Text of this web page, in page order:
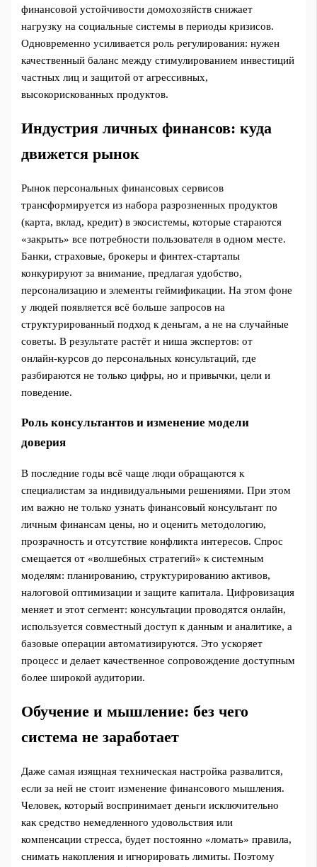
финансовой устойчивости домохозяйств снижает
нагрузку на социальные системы в периоды кризисов.
Одновременно усиливается роль регулирования: нужен
качественный баланс между стимулированием инвестиций
частных лиц и защитой от агрессивных,
высокорискованных продуктов.
Индустрия личных финансов: куда
движется рынок
Рынок персональных финансовых сервисов
трансформируется из набора разрозненных продуктов
(карта, вклад, кредит) в экосистемы, которые стараются
«закрыть» все потребности пользователя в одном месте.
Банки, страховые, брокеры и финтех‑стартапы
конкурируют за внимание, предлагая удобство,
персонализацию и элементы геймификации. На этом фоне
у людей появляется всё больше запросов на
структурированный подход к деньгам, а не на случайные
советы. В результате растёт и ниша экспертов: от
онлайн‑курсов до персональных консультаций, где
разбираются не только цифры, но и привычки, цели и
поведение.
Роль консультантов и изменение модели
доверия
В последние годы всё чаще люди обращаются к
специалистам за индивидуальными решениями. При этом
им важно не только узнать финансовый консультант по
личным финансам цены, но и оценить методологию,
прозрачность и отсутствие конфликта интересов. Спрос
смещается от «волшебных стратегий» к системным
моделям: планированию, структурированию активов,
налоговой оптимизации и защите капитала. Цифровизация
меняет и этот сегмент: консультации проводятся онлайн,
используется совместный доступ к данным и аналитике, а
базовые операции автоматизируются. Это ускоряет
процесс и делает качественное сопровождение доступным
более широкой аудитории.
Обучение и мышление: без чего
система не заработает
Даже самая изящная техническая настройка развалится,
если за ней не стоит изменение финансового мышления.
Человек, который воспринимает деньги исключительно
как средство немедленного удовольствия или
компенсации стресса, будет постоянно «ломать» правила,
снимать накопления и игнорировать лимиты. Поэтому